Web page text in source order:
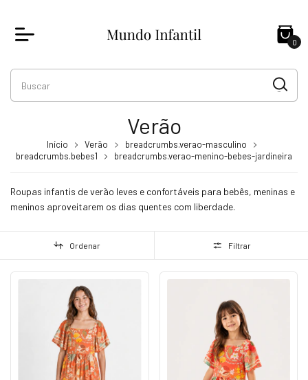
0
Verão
Início Verão
breadcrumbs.verao-masculino
breadcrumbs.bebes1
breadcrumbs.verao-menino-bebes-jardineira
Roupas infantis de verão leves e confortáveis para bebês, meninas e
meninos aproveitarem os dias quentes com liberdade.
Ordenar Filtrar